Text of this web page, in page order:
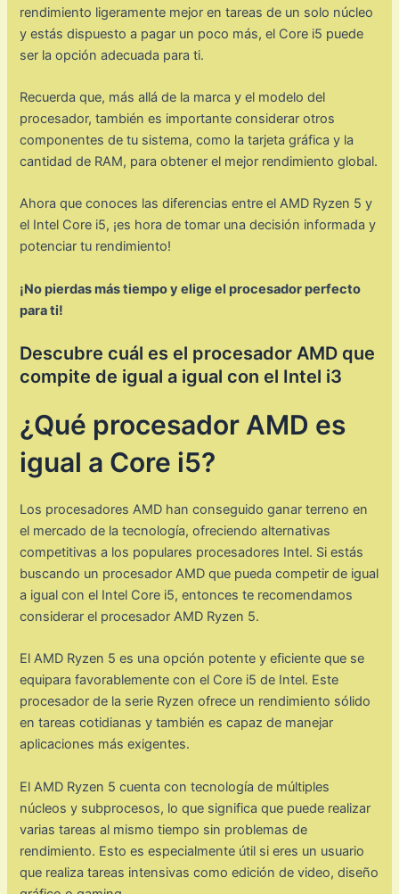
rendimiento ligeramente mejor en tareas de un solo núcleo
y estás dispuesto a pagar un poco más, el Core i5 puede
ser la opción adecuada para ti.
Recuerda que, más allá de la marca y el modelo del
procesador, también es importante considerar otros
componentes de tu sistema, como la tarjeta gráfica y la
cantidad de RAM, para obtener el mejor rendimiento global.
Ahora que conoces las diferencias entre el AMD Ryzen 5 y
el Intel Core i5, ¡es hora de tomar una decisión informada y
potenciar tu rendimiento!
¡No pierdas más tiempo y elige el procesador perfecto
para ti!
Descubre cuál es el procesador AMD que
compite de igual a igual con el Intel i3
¿Qué procesador AMD es
igual a Core i5?
Los procesadores AMD han conseguido ganar terreno en
el mercado de la tecnología, ofreciendo alternativas
competitivas a los populares procesadores Intel. Si estás
buscando un procesador AMD que pueda competir de igual
a igual con el Intel Core i5, entonces te recomendamos
considerar el procesador AMD Ryzen 5.
El AMD Ryzen 5 es una opción potente y eficiente que se
equipara favorablemente con el Core i5 de Intel. Este
procesador de la serie Ryzen ofrece un rendimiento sólido
en tareas cotidianas y también es capaz de manejar
aplicaciones más exigentes.
El AMD Ryzen 5 cuenta con tecnología de múltiples
núcleos y subprocesos, lo que significa que puede realizar
varias tareas al mismo tiempo sin problemas de
rendimiento. Esto es especialmente útil si eres un usuario
que realiza tareas intensivas como edición de video, diseño